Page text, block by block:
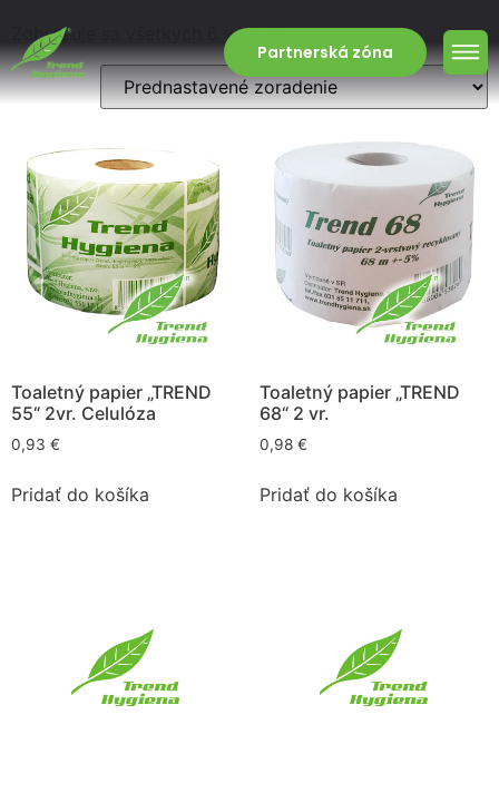
Partnerská zóna
Zobrazuje sa všetkych 6 výsledkov
Toaletný papier „TREND
55“ 2vr. Celulóza
0,93 €
Pridať do košíka
Toaletný papier „TREND
68“ 2 vr.
0,98 €
Pridať do košíka